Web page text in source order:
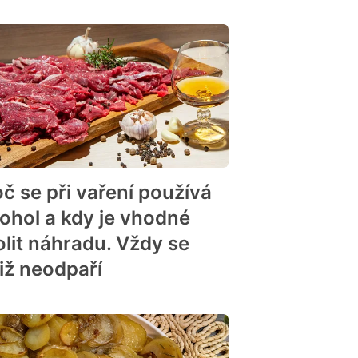
se při vaření používá
a kdy je vhodné
náhradu. Vždy se
neodpaří